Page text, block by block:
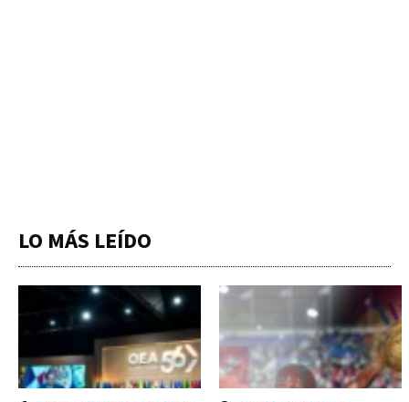
LO MÁS LEÍDO